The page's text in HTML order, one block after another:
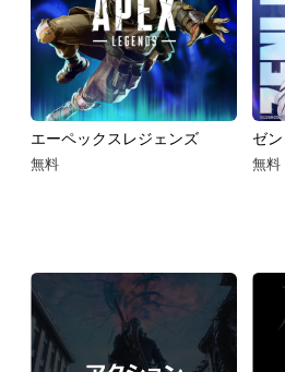
エーペックスレジェンズ
無料
ゼ
無料